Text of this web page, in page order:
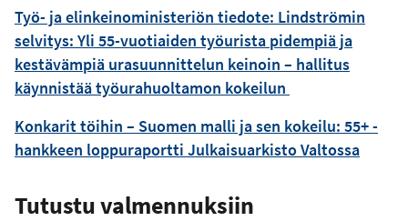
Työ- ja elinkeinoministeriön tiedote: Lindströmin
selvitys: Yli 55-vuotiaiden työurista pidempiä ja
kestävämpiä urasuunnittelun keinoin – hallitus
käynnistää työurahuoltamon kokeilun
Konkarit töihin – Suomen malli ja sen kokeilu: 55+ -
hankkeen loppuraportti Julkaisuarkisto Valtossa
Tutustu valmennuksiin